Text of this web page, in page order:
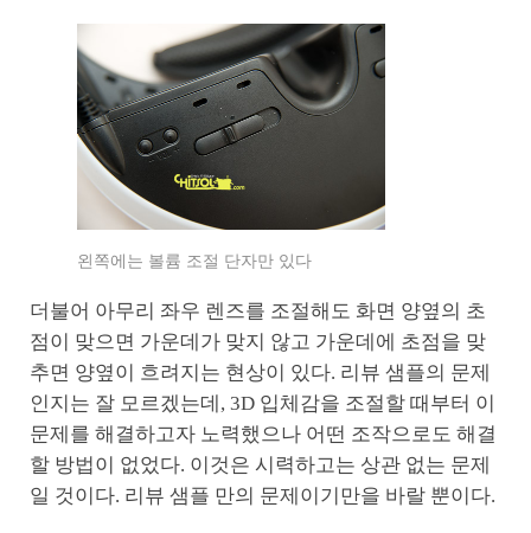
왼쪽에는 볼륨 조절 단자만 있다
더불어 아무리 좌우 렌즈를 조절해도 화면 양옆의 초
점이 맞으면 가운데가 맞지 않고 가운데에 초점을 맞
추면 양옆이 흐려지는 현상이 있다. 리뷰 샘플의 문제
인지는 잘 모르겠는데, 3D 입체감을 조절할 때부터 이
문제를 해결하고자 노력했으나 어떤 조작으로도 해결
할 방법이 없었다. 이것은 시력하고는 상관 없는 문제
일 것이다. 리뷰 샘플 만의 문제이기만을 바랄 뿐이다.